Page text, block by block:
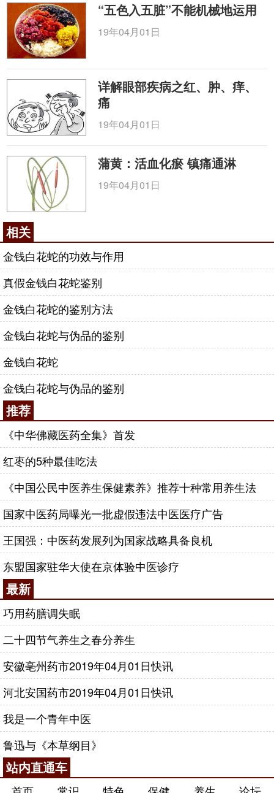
“五色入五脏”不能机械地运用
19年04月01日
详解眼部疾病之红、肿、痒、
痛
19年04月01日
蒲黄：活血化瘀 镇痛通淋
19年04月01日
相关
金钱白花蛇的功效与作用
真假金钱白花蛇鉴别
金钱白花蛇的鉴别方法
金钱白花蛇与伪品的鉴别
金钱白花蛇
金钱白花蛇与伪品的鉴别
推荐
《中华佛藏医药全集》首发
红枣的5种最佳吃法
《中国公民中医养生保健素养》推荐十种常用养生法
国家中医药局曝光一批虚假违法中医医疗广告
王国强：中医药发展列为国家战略具备良机
东盟国家驻华大使在京体验中医诊疗
最新
巧用药膳调失眠
二十四节气养生之春分养生
安徽亳州药市2019年04月01日快讯
河北安国药市2019年04月01日快讯
我是一个青年中医
鲁迅与《本草纲目》
站内直通车